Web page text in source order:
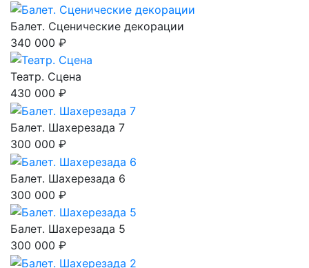
Балет. Сценические декорации
340 000 ₽
Театр. Сцена
430 000 ₽
Балет. Шахерезада 7
300 000 ₽
Балет. Шахерезада 6
300 000 ₽
Балет. Шахерезада 5
300 000 ₽